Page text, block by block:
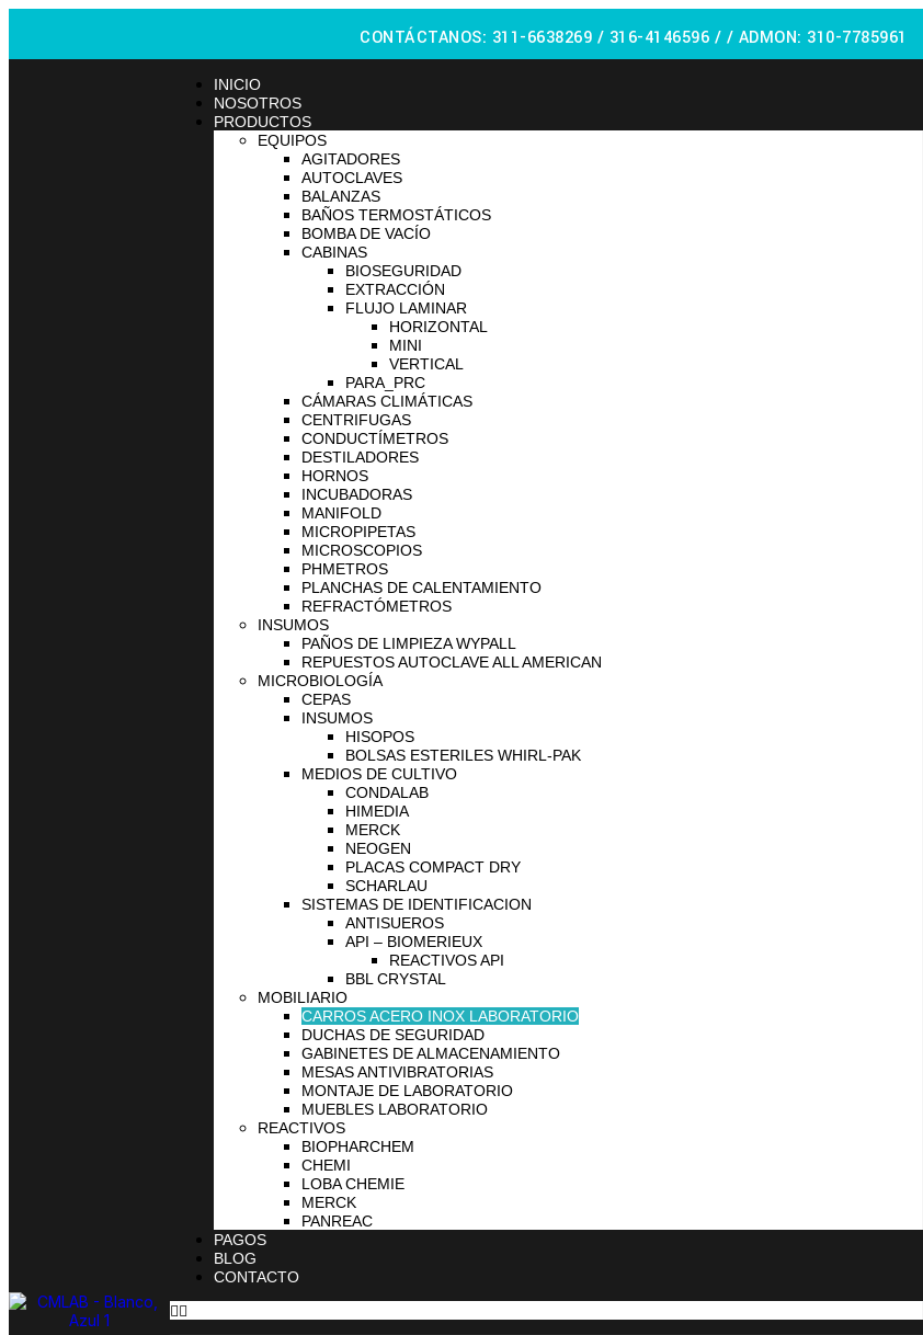
CONTÁCTANOS: 311-6638269 / 316-4146596 / / ADMON: 310-7785961
INICIO
NOSOTROS
PRODUCTOS
EQUIPOS
AGITADORES
AUTOCLAVES
BALANZAS
BAÑOS TERMOSTÁTICOS
BOMBA DE VACÍO
CABINAS
BIOSEGURIDAD
EXTRACCIÓN
FLUJO LAMINAR
HORIZONTAL
MINI
VERTICAL
PARA_PRC
CÁMARAS CLIMÁTICAS
CENTRIFUGAS
CONDUCTÍMETROS
DESTILADORES
HORNOS
INCUBADORAS
MANIFOLD
MICROPIPETAS
MICROSCOPIOS
PHMETROS
PLANCHAS DE CALENTAMIENTO
REFRACTÓMETROS
INSUMOS
PAÑOS DE LIMPIEZA WYPALL
REPUESTOS AUTOCLAVE ALL AMERICAN
MICROBIOLOGÍA
CEPAS
INSUMOS
HISOPOS
BOLSAS ESTERILES WHIRL-PAK
MEDIOS DE CULTIVO
CONDALAB
HIMEDIA
MERCK
NEOGEN
PLACAS COMPACT DRY
SCHARLAU
SISTEMAS DE IDENTIFICACION
ANTISUEROS
API – BIOMERIEUX
REACTIVOS API
BBL CRYSTAL
MOBILIARIO
CARROS ACERO INOX LABORATORIO
DUCHAS DE SEGURIDAD
GABINETES DE ALMACENAMIENTO
MESAS ANTIVIBRATORIAS
MONTAJE DE LABORATORIO
MUEBLES LABORATORIO
REACTIVOS
BIOPHARCHEM
CHEMI
LOBA CHEMIE
MERCK
PANREAC
PAGOS
BLOG
CONTACTO